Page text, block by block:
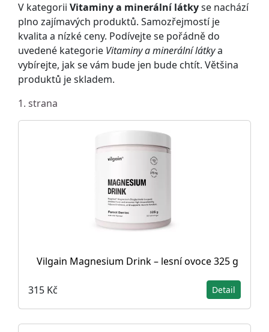
V kategorii Vitaminy a minerální látkyse nachází
plno zajímavých produktů. Samozřejmostí je
kvalita a nízké ceny. Podívejte se pořádně do
uvedené kategorie Vitaminy a minerální látkya
vybírejte, jak se vám bude jen bude chtít. Většina
produktů je skladem.
1. strana
Vilgain Magnesium Drink – lesní ovoce 325 g
315 Kč Detail